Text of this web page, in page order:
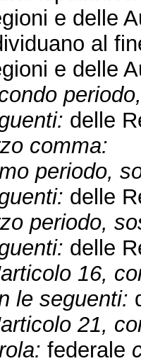
e delle
al
e delle
delle
comma:
periodo,
delle
periodo,
delle
16,
le seguenti:
21,
federale